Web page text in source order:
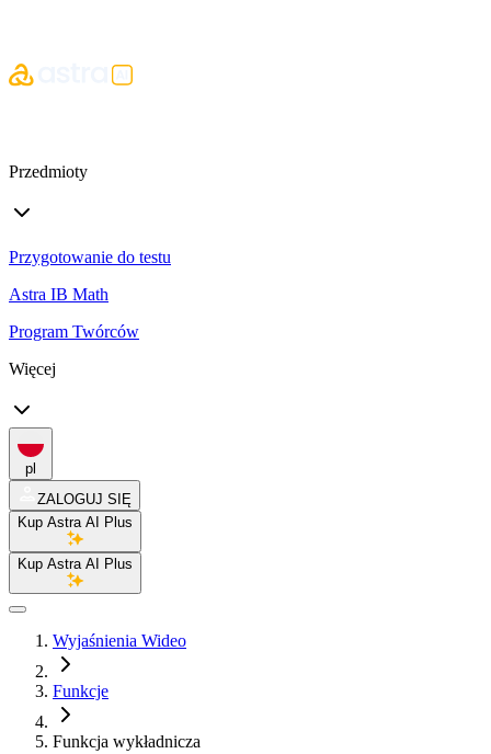
Przedmioty
Przygotowanie do testu
Astra IB Math
Program Twórców
Więcej
pl
ZALOGUJ SIĘ
Kup Astra AI Plus
Kup Astra AI Plus
Wyjaśnienia Wideo
Funkcje
Funkcja wykładnicza